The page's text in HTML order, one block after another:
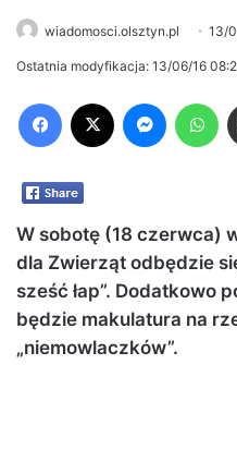
wiadomosci.olsztyn.pl 13/
Ostatnia modyfikacja: 13/06/16
W sobotę (18 czerwca)
dla Zwierząt odbędzie
sześć łap”. Dodatkowo
będzie makulatura na
„niemowlaczków”.